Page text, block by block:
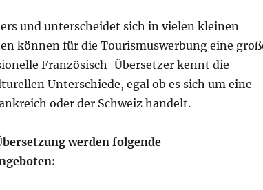
und unterscheidet sich in vielen kleinen
können für die Tourismuswerbung eine
Französisch-Übersetzer kennt die
Unterschiede, egal ob es sich um eine
oder der Schweiz handelt.
werden folgende